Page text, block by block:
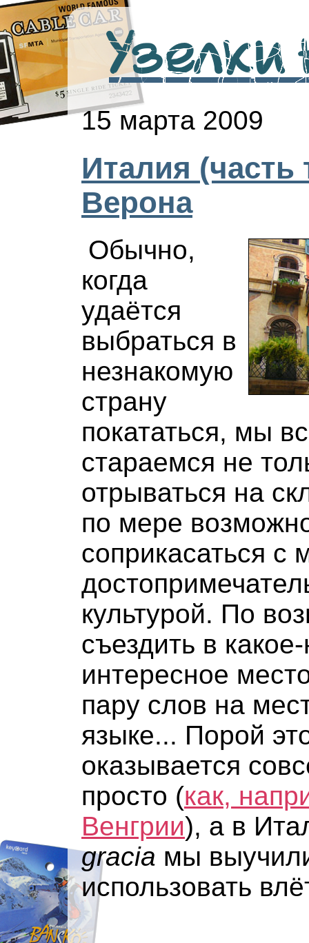
Узелки
15 марта 2009
Италия (часть
Верона
Обычно,
когда
удаётся
выбраться в
незнакомую
страну
покататься, мы
стараемся не
отрываться на
по мере
соприкасаться с
культурой. По
съездить в
интересное
пару слов на
языке... Порой
оказывается
просто (как,
Венгрии), а в
gracia мы
использовать